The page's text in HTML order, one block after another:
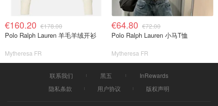
€160.20 €178.00
Polo Ralph Lauren 羊毛羊绒开衫
Mytheresa FR
€64.80 €72.00
Polo Ralph Lauren 小马T恤
Mytheresa FR
联系我们 黑五
InRewards
隐私条款
用户协议 版权声明